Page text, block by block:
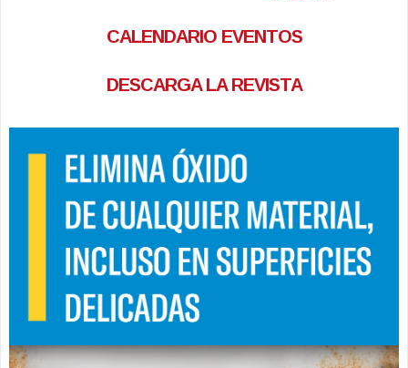
CALENDARIO EVENTOS
DESCARGA LA REVISTA